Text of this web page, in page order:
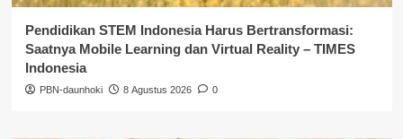
Pendidikan STEM Indonesia Harus Bertransformasi:
Saatnya Mobile Learning dan Virtual Reality – TIMES
Indonesia
PBN-daunhoki 8 Agustus 2026 0